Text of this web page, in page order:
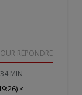
RÉPONDRE
MIN
<